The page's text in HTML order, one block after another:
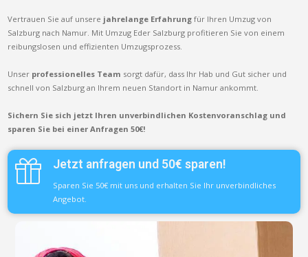
Vertrauen Sie auf unsere jahrelange Erfahrung für Ihren Umzug von
Salzburg nach Namur. Mit Umzug Eder Salzburg profitieren Sie von einem
reibungslosen und effizienten Umzugsprozess.
Unser professionelles Team sorgt dafür, dass Ihr Hab und Gut sicher und
schnell von Salzburg an Ihrem neuen Standort in Namur ankommt.
Sichern Sie sich jetzt Ihren unverbindlichen Kostenvoranschlag und
sparen Sie bei einer Anfragen 50€!
Jetzt anfragen und 50€ sparen!
Sparen Sie 50€ mit uns und erhalten Sie Ihr unverbindliches
Angebot.